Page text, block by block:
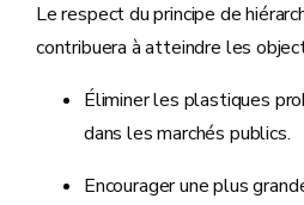
Le respect du principe de
contribuera à atteindre les
Éliminer les plastiques
dans les marchés publics.
Encourager une plus